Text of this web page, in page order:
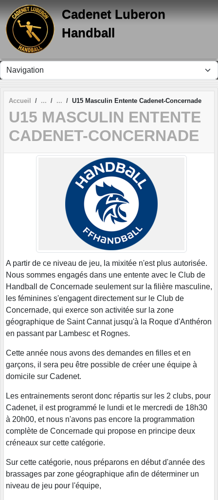
Cadenet Luberon
Handball
Accueil U15 Masculin Entente Cadenet-Concernade
U15 MASCULIN ENTENTE
CADENET-CONCERNADE
A partir de ce niveau de jeu, la mixitée n'est plus autorisée.
Nous sommes engagés dans une entente avec le Club de
Handball de Concernade seulement sur la filière masculine,
les féminines s'engagent directement sur le Club de
Concernade, qui exerce son activitée sur la zone
géographique de Saint Cannat jusqu'à la Roque d'Anthéron
en passant par Lambesc et Rognes.
Cette année nous avons des demandes en filles et en
garçons, il sera peu être possible de créer une équipe à
domicile sur Cadenet.
Les entrainements seront donc répartis sur les 2 clubs, pour
Cadenet, il est programmé le lundi et le mercredi de 18h30
à 20h00, et nous n'avons pas encore la programmation
complète de Concernade qui propose en principe deux
créneaux sur cette catégorie.
Sur cette catégorie, nous préparons en début d'année des
brassages par zone géographique afin de déterminer un
niveau de jeu pour l'équipe,
Panneau de gestion des cookies